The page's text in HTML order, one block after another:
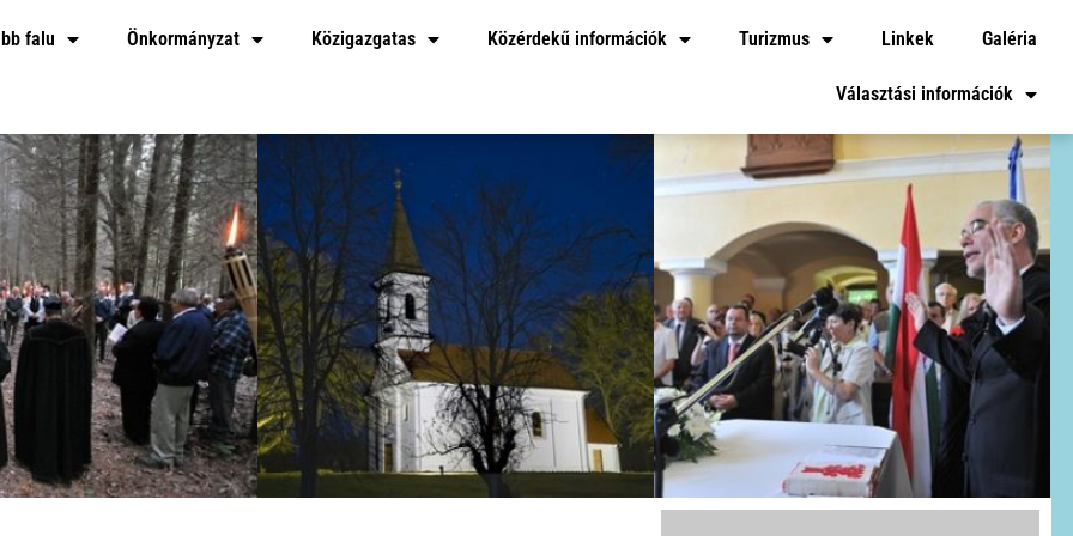
falu Önkormányzat Közigazgatas Közérdekű információk Turizmus Linkek Galéria
Választási információk